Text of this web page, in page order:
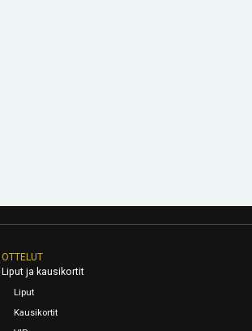
OTTELUT
Liput ja kausikortit
Liput
Kausikortit